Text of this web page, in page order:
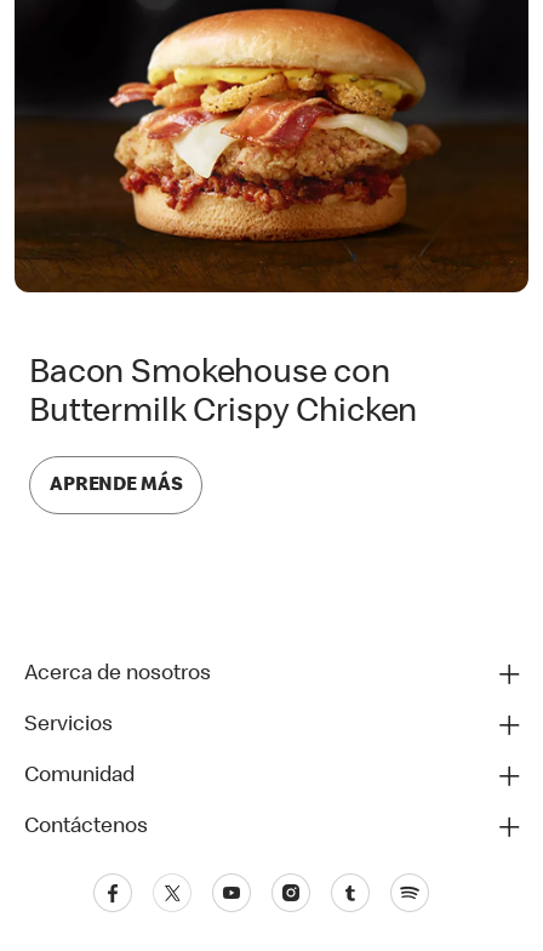
Bacon Smokehouse con
Buttermilk Crispy Chicken
APRENDE MÁS
Acerca de nosotros
Servicios
Comunidad
Contáctenos